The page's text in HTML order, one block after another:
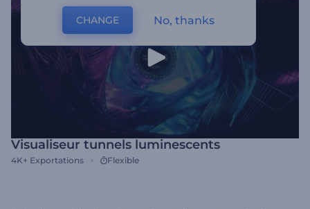
Visualiseur tunnels luminescents
4K+ Exportations Flexible
CHANGE No, thanks